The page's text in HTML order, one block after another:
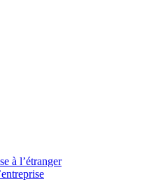
à l’étranger